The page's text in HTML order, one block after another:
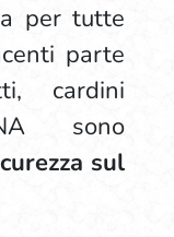
per tutte
parte
cardini
sono
sul